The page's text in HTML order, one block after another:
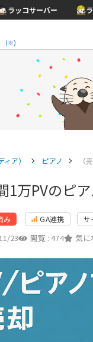
ラッコサーバー
(※)
ア） ピアノ （
1万PVのピ
み GA連携 サ
23 閲覧 : 474 気に